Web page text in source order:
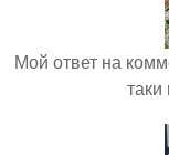
Мой ответ на